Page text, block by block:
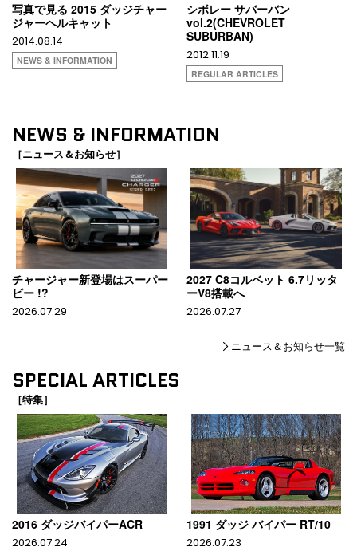
写真で見る 2015 ダッジチャー
ジャーヘルキャット
2014.08.14
NEWS & INFORMATION
シボレー サバーバン
vol.2(CHEVROLET
SUBURBAN)
2012.11.19
REGULAR ARTICLES
NEWS & INFORMATION
［ニュース＆お知らせ］
チャージャー新登場はスーパー
ビー !?
2026.07.29
2027 C8コルベット 6.7リッタ
ーV8搭載へ
2026.07.27
ニュース＆お知らせ一覧
SPECIAL ARTICLES
［特集］
2016 ダッジバイパーACR
2026.07.24
1991 ダッジ バイパー RT/10
2026.07.23